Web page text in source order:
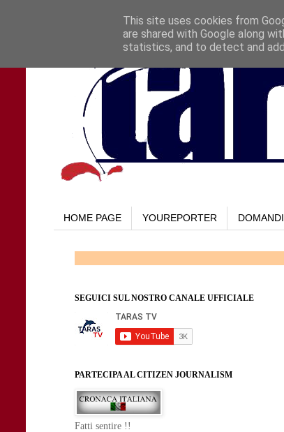
HOME PAGE YOUREPORTER
SEGUICI SUL NOSTRO CANALE UFFICIALE
PARTECIPA AL CITIZEN JOURNALISM
Fatti sentire !!
This site uses cookies from
are shared with Google along
statistics, and to detect and